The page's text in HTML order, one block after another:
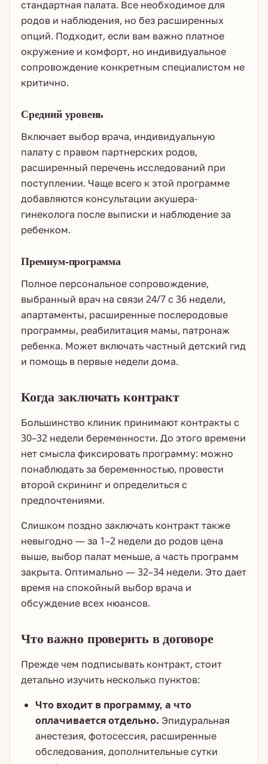
стандартная палата. Все необходимое для
родов и наблюдения, но без расширенных
опций. Подходит, если вам важно платное
окружение и комфорт, но индивидуальное
сопровождение конкретным специалистом не
критично.
Средний уровень
Включает выбор врача, индивидуальную
палату с правом партнерских родов,
расширенный перечень исследований при
поступлении. Чаще всего к этой программе
добавляются консультации акушера-
гинеколога после выписки и наблюдение за
ребенком.
Премиум-программа
Полное персональное сопровождение,
выбранный врач на связи 24/7 с 36 недели,
апартаменты, расширенные послеродовые
программы, реабилитация мамы, патронаж
ребенка. Может включать частный детский гид
и помощь в первые недели дома.
Когда заключать контракт
Большинство клиник принимают контракты с
30–32 недели беременности. До этого времени
нет смысла фиксировать программу: можно
понаблюдать за беременностью, провести
второй скрининг и определиться с
предпочтениями.
Слишком поздно заключать контракт также
невыгодно — за 1–2 недели до родов цена
выше, выбор палат меньше, а часть программ
закрыта. Оптимально — 32–34 недели. Это дает
время на спокойный выбор врача и
обсуждение всех нюансов.
Что важно проверить в договоре
Прежде чем подписывать контракт, стоит
детально изучить несколько пунктов:
Что входит в программу, а что
оплачивается отдельно. Эпидуральная
анестезия, фотосессия, расширенные
обследования, дополнительные сутки